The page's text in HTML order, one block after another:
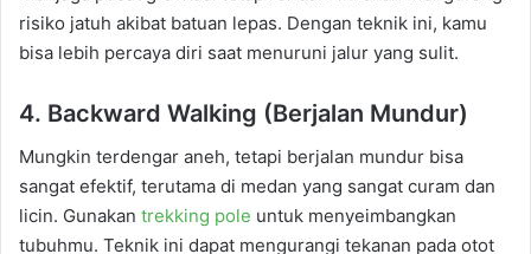
risiko jatuh akibat batuan lepas. Dengan teknik ini, kamu
bisa lebih percaya diri saat menuruni jalur yang sulit.
4. Backward Walking (Berjalan Mundur)
Mungkin terdengar aneh, tetapi berjalan mundur bisa
sangat efektif, terutama di medan yang sangat curam dan
licin. Gunakan trekking pole untuk menyeimbangkan
tubuhmu. Teknik ini dapat mengurangi tekanan pada otot